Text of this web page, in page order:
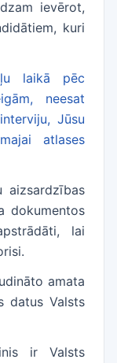
ievērot,
kuri
laikā pēc
neesat
Jūsu
atlases
aizsardzības
dokumentos
lai
amata
datus Valsts
ir Valsts